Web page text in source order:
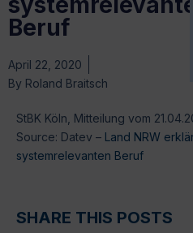
Beruf
April 22, 2020
By Roland Braitsch
StBK Köln, Mitteilung vom
Source: Datev – Land NRW
systemrelevanten Beruf
SHARE THIS POSTS